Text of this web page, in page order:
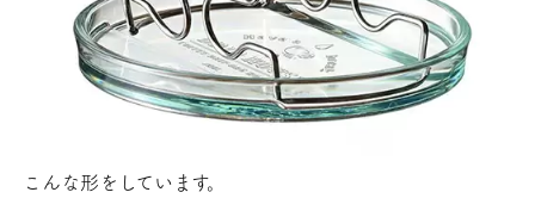
こんな形をしています。